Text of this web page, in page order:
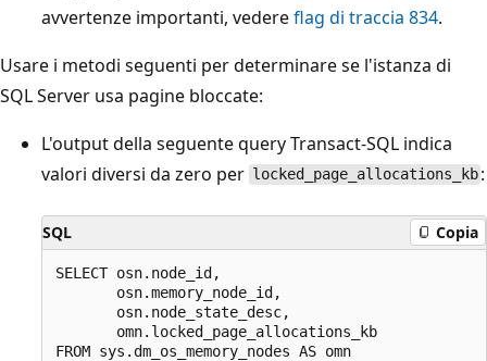
avvertenze importanti, vedereflag di traccia 834.
Usare i metodi seguenti per determinare se l'istanza di
SQL Server usa pagine bloccate:
L'output della seguente query Transact-SQL indica
valori diversi da zero per locked_page_allocations_kb :
SQL Copia
SELECT osn.node_id,
       osn.memory_node_id,
       osn.node_state_desc,
       omn.locked_page_allocations_kb
FROM sys.dm_os_memory_nodes AS omn